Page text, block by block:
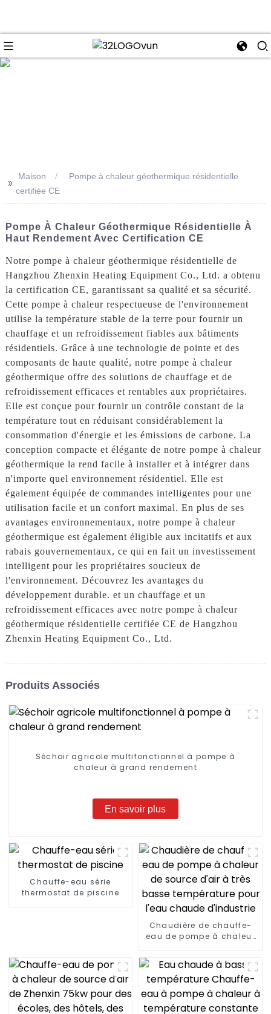
>> Maison
Pompe à chaleur géothermique résidentielle
certifiée CE
Pompe À Chaleur Géothermique Résidentielle À
Haut Rendement Avec Certification CE
Notre pompe à chaleur géothermique résidentielle de
Hangzhou Zhenxin Heating Equipment Co., Ltd. a obtenu
la certification CE, garantissant sa qualité et sa sécurité.
Cette pompe à chaleur respectueuse de l'environnement
utilise la température stable de la terre pour fournir un
chauffage et un refroidissement fiables aux bâtiments
résidentiels. Grâce à une technologie de pointe et des
composants de haute qualité, notre pompe à chaleur
géothermique offre des solutions de chauffage et de
refroidissement efficaces et rentables aux propriétaires.
Elle est conçue pour fournir un contrôle constant de la
température tout en réduisant considérablement la
consommation d'énergie et les émissions de carbone. La
conception compacte et élégante de notre pompe à chaleur
géothermique la rend facile à installer et à intégrer dans
n'importe quel environnement résidentiel. Elle est
également équipée de commandes intelligentes pour une
utilisation facile et un confort maximal. En plus de ses
avantages environnementaux, notre pompe à chaleur
géothermique est également éligible aux incitatifs et aux
rabais gouvernementaux, ce qui en fait un investissement
intelligent pour les propriétaires soucieux de
l'environnement. Découvrez les avantages du
développement durable. et un chauffage et un
refroidissement efficaces avec notre pompe à chaleur
géothermique résidentielle certifiée CE de Hangzhou
Zhenxin Heating Equipment Co., Ltd.
Produits Associés
Séchoir agricole multifonctionnel à pompe à
chaleur à grand rendement
En savoir plus
Chauffe-eau série
thermostat de piscine
Chaudière de chauffe-
eau de pompe à chaleur
basse température pour
l'eau chaude d'industrie